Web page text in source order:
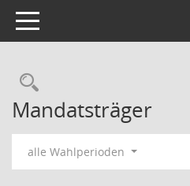
Toggle navigation
Rechercheauswahl
Mandatsträger
alle Wahlperioden